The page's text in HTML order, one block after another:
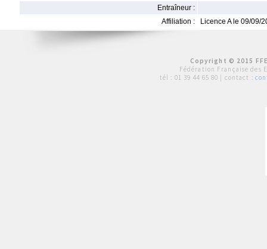
Entraîneur :
Affiliation :
Licence A le 09/09/
Copyright © 2015
Fédération Française des
tél : 01 39 44 65 80 | contact :